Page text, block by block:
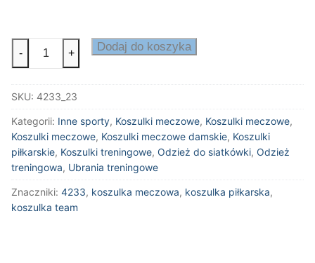
Team
- + Dodaj do koszyka
SKU: 4233_23
Kategorii: Inne sporty, Koszulki meczowe, Koszulki meczowe,
Koszulki meczowe, Koszulki meczowe damskie, Koszulki
piłkarskie, Koszulki treningowe, Odzież do siatkówki, Odzież
treningowa, Ubrania treningowe
Znaczniki: 4233, koszulka meczowa, koszulka piłkarska,
koszulka team